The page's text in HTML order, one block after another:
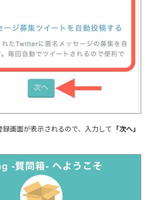
画面が表示されるので、入力して 「次へ」